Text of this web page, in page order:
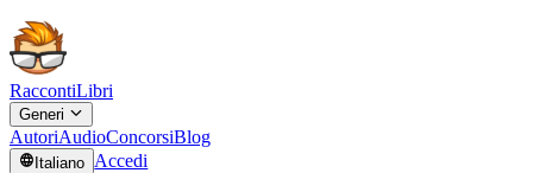
RaccontiLibri
Generi
AutoriAudioConcorsiBlog
Italiano Accedi